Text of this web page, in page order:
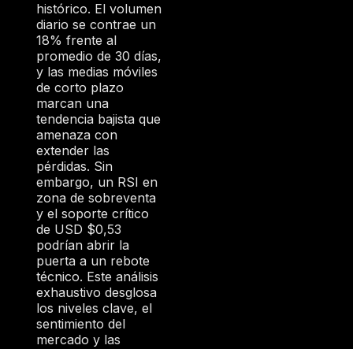
histórico. El volumen
diario se contrae un
18% frente al
promedio de 30 días,
y las medias móviles
de corto plazo
marcan una
tendencia bajista que
amenaza con
extender las
pérdidas. Sin
embargo, un RSI en
zona de sobreventa
y el soporte crítico
de USD $0,53
podrían abrir la
puerta a un rebote
técnico. Este análisis
exhaustivo desglosa
los niveles clave, el
sentimiento del
mercado y las